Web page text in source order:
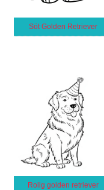
Söt Golden Retriever
Rolig golden retriever